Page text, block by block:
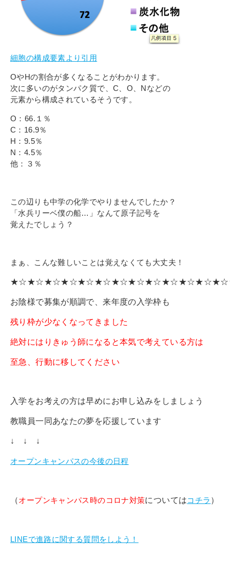
細胞の構成要素より引用
OやHの割合が多くなることがわかります。
次に多いのがタンパク質で、C、O、Nなどの
元素から構成されているそうです。
O：66.１％
C：16.9％
H：9.5％
N：4.5％
他：３％
この辺りも中学の化学でやりませんでしたか？
「水兵リーベ僕の船…」なんて原子記号を
覚えたでしょう？
まぁ、こんな難しいことは覚えなくても大丈夫！
お陰様で募集が順調で、来年度の入学枠も
残り枠が少なくなってきました
絶対にはりきゅう師になると本気で考えている方は
至急、行動に移してください
入学をお考えの方は早めにお申し込みをしましょう
教職員一同あなたの夢を応援しています
↓ ↓ ↓
オープンキャンパスの今後の日程
（オープンキャンパス時のコロナ対策についてはコチラ ）
LINEで進路に関する質問をしよう！